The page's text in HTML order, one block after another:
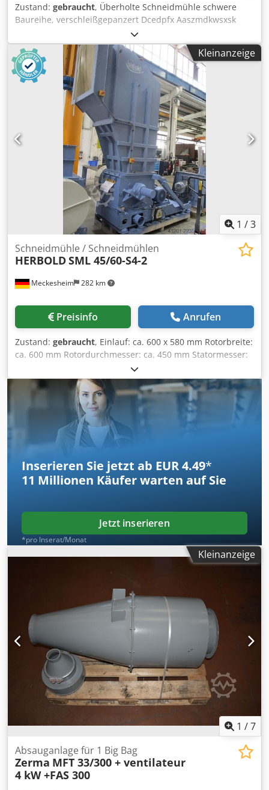
Zustand: gebraucht, Überholte Schneidmühle schwere
Baureihe, verschleißgepanzert Dcedpfx Aaszmdkwsxsk
Einsetzbar für Trocken- und Naßzerkleinerung Typische
Anwendungen: Kunststoff-Hohlkörper, Nachzerkleinerung
von vorgeshreddertem Abfall, Rotor 800 mm Durchmesser
x 1600 mm Breite Offener F7 Rotor mit auswechselbaren
Messerauflagen Antriebsleistung 160-250 kw Mit
Zwangsbeschickung durch 3 lastabhängig gesteuerte
Zuführschnecken Hydraulisch aufklappbar, hydraulisch
abschwenkbarer Siebkorb Durchsatzleistung bis 5 t/h je
nach Material und Korngröße
Kleinanzeige
1 /3
Meckesheim 282 km
Schneidmühle / Schneidmühlen
HERBOLDSML 45/60-S4-2
Preisinfo Anrufen
Zustand: gebraucht, Einlauf: ca. 600 x 580 mm Rotorbreite:
ca. 600 mm Rotordurchmesser: ca. 450 mm Statormesser:
2 Rotormesser: 4 Dsdpfxjzmdkqj Aaxsck
Inserieren Sie jetzt ab EUR 4.49*
11 Millionen Käufer warten auf Sie
Jetzt inserieren
*pro Inserat/Monat
Kleinanzeige
1 /7
Absauganlage für 1 Big Bag
Zerma MFT 33/300 + ventilateur
4 kW +FAS 300